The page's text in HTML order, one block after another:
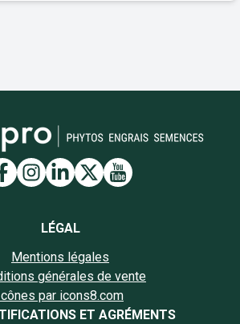
Lien vers la page
Lien vers la page
Lien vers la page
Lien vers la
Lien vers la
LÉGAL
Mentions légales
générales de vente
par icons8.com
ET AGRÉMENTS